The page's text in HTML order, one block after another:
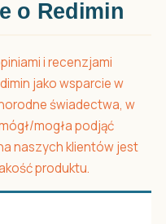
o Redimin
i recenzjami
jako wsparcie w
świadectwa, w
mogła podjąć
naszych klientów jest
produktu.